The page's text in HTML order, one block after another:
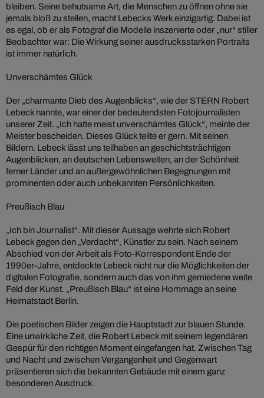
bleiben. Seine behutsame Art, die Menschen zu öffnen ohne sie
jemals bloß zu stellen, macht Lebecks Werk einzigartig. Dabei ist
es egal, ob er als Fotograf die Modelle inszenierte oder „nur“ stiller
Beobachter war: Die Wirkung seiner ausdrucksstarken Portraits
ist immer natürlich.
Unverschämtes Glück
Der „charmante Dieb des Augenblicks“, wie der STERN Robert
Lebeck nannte, war einer der bedeutendsten Fotojournalisten
unserer Zeit. „Ich hatte meist unverschämtes Glück“, meinte der
Meister bescheiden. Dieses Glück teilte er gern. Mit seinen
Bildern. Lebeck lässt uns teilhaben an geschichtsträchtigen
Augenblicken, an deutschen Lebenswelten, an der Schönheit
ferner Länder und an außergewöhnlichen Begegnungen mit
prominenten oder auch unbekannten Persönlichkeiten.
Preußisch Blau
„Ich bin Journalist“. Mit dieser Aussage wehrte sich Robert
Lebeck gegen den „Verdacht“, Künstler zu sein. Nach seinem
Abschied von der Arbeit als Foto-Korrespondent Ende der
1990er-Jahre, entdeckte Lebeck nicht nur die Möglichkeiten der
digitalen Fotografie, sondern auch das von ihm gemiedene weite
Feld der Kunst. „Preußisch Blau“ ist eine Hommage an seine
Heimatstadt Berlin.
Die poetischen Bilder zeigen die Hauptstadt zur blauen Stunde.
Eine unwirkliche Zeit, die Robert Lebeck mit seinem legendären
Gespür für den richtigen Moment eingefangen hat. Zwischen Tag
und Nacht und zwischen Vergangenheit und Gegenwart
präsentieren sich die bekannten Gebäude mit einem ganz
besonderen Ausdruck.